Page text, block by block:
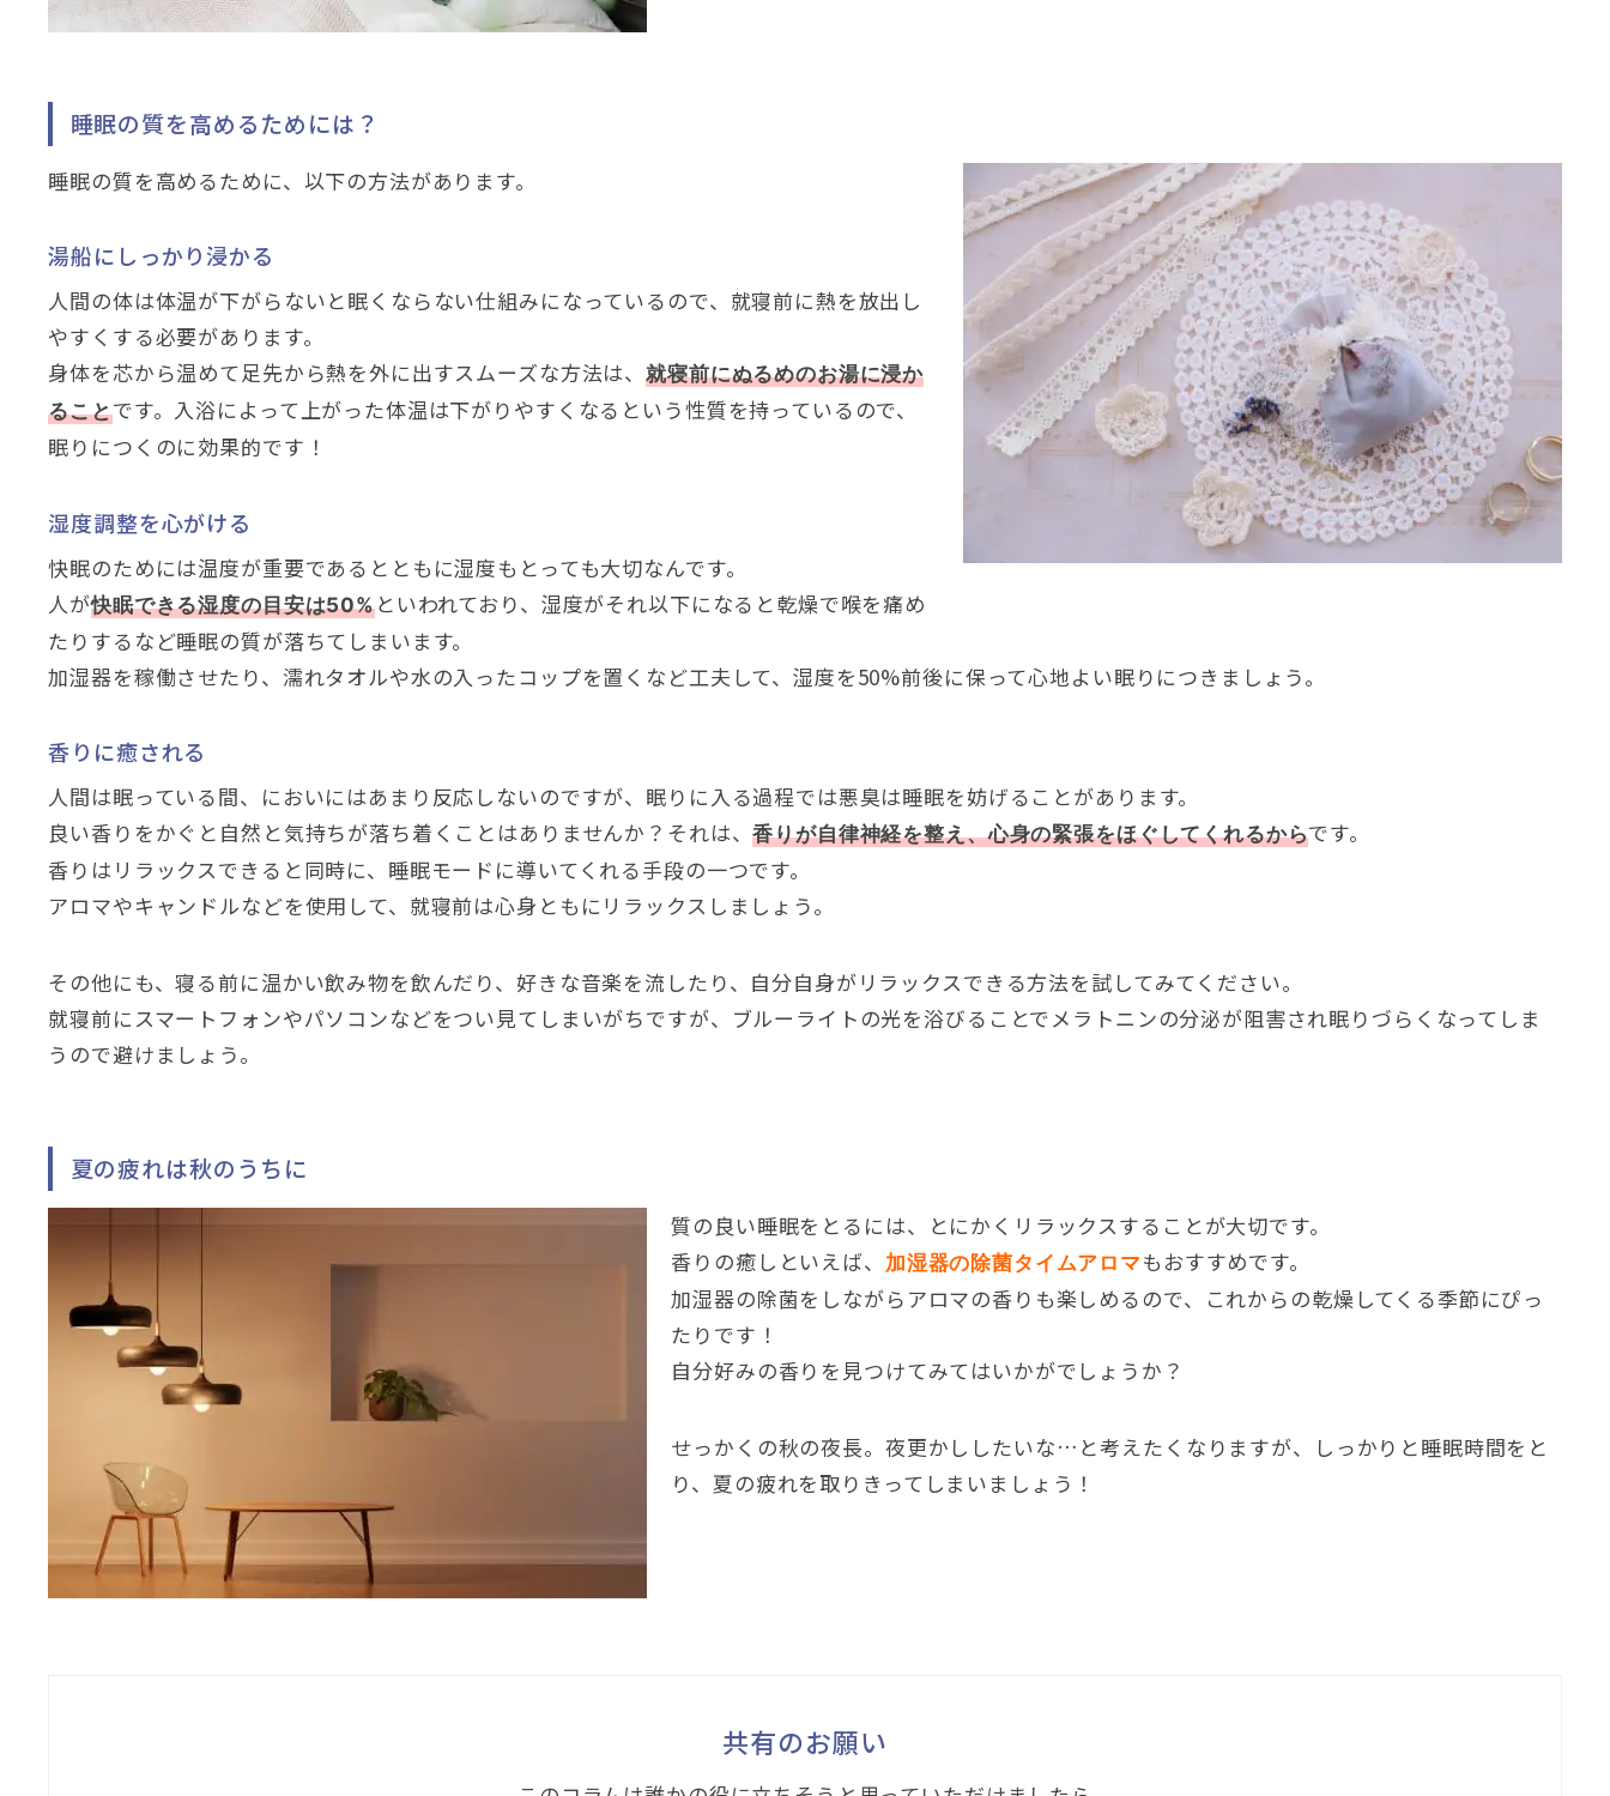
睡眠の質を高めるためには？
睡眠の質を高めるために、以下の方法があります。
湯船にしっかり浸かる
人間の体は体温が下がらないと眠くならない仕組みになっているので、就寝前に熱を放出し
やすくする必要があります。
身体を芯から温めて足先から熱を外に出すスムーズな方法は、就寝前にぬるめのお湯に浸か
ることです。入浴によって上がった体温は下がりやすくなるという性質を持っているので、
眠りにつくのに効果的です！
湿度調整を心がける
快眠のためには温度が重要であるとともに湿度もとっても大切なんです。
人が快眠できる湿度の目安は50%といわれており、湿度がそれ以下になると乾燥で喉を痛め
たりするなど睡眠の質が落ちてしまいます。
加湿器を稼働させたり、濡れタオルや水の入ったコップを置くなど工夫して、湿度を50%前後に保って心地よい眠りにつきましょう。
香りに癒される
人間は眠っている間、においにはあまり反応しないのですが、眠りに入る過程では悪臭は睡眠を妨げることがあります。
良い香りをかぐと自然と気持ちが落ち着くことはありませんか？それは、香りが自律神経を整え、心身の緊張をほぐしてくれるからです。
香りはリラックスできると同時に、睡眠モードに導いてくれる手段の一つです。
アロマやキャンドルなどを使用して、就寝前は心身ともにリラックスしましょう。
その他にも、寝る前に温かい飲み物を飲んだり、好きな音楽を流したり、自分自身がリラックスできる方法を試してみてください。
就寝前にスマートフォンやパソコンなどをつい見てしまいがちですが、ブルーライトの光を浴びることでメラトニンの分泌が阻害され眠りづらくなってしま
うので避けましょう。
夏の疲れは秋のうちに
質の良い睡眠をとるには、とにかくリラックスすることが大切です。
香りの癒しといえば、
加湿器の除菌タイムアロマもおすすめです。
加湿器の除菌をしながらアロマの香りも楽しめるので、これからの乾燥してくる季節にぴっ
たりです！
自分好みの香りを見つけてみてはいかがでしょうか？
せっかくの秋の夜長。夜更かししたいな…と考えたくなりますが、しっかりと睡眠時間をと
り、夏の疲れを取りきってしまいましょう！
共有のお願い